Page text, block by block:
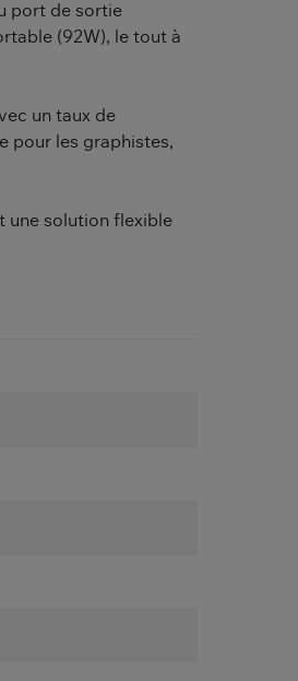
port de sortie
(92W), le tout à
un taux de
pour les graphistes,
une solution flexible